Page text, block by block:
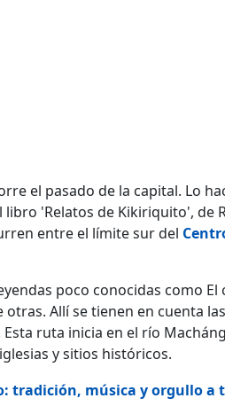
el pasado de la capital. Lo
'Relatos de Kikiriquito', de
entre el límite sur del
poco conocidas como
Allí se tienen en cuenta
ruta inicia en el río
y sitios históricos.
tradición, música y orgullo a